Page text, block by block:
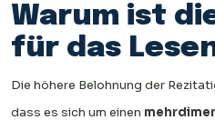
Warum ist
für das
Die höhere Belohnung der
dass es sich um einen